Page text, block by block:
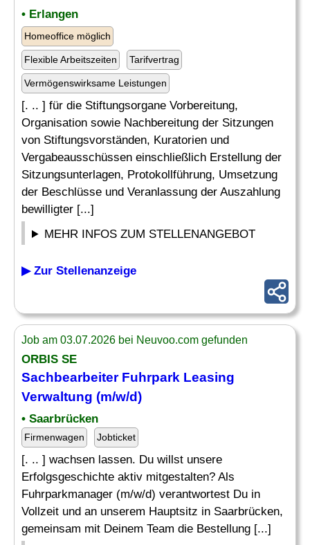
• Erlangen
Homeoffice möglich
Flexible Arbeitszeiten Tarifvertrag
Vermögenswirksame Leistungen
[. .. ] für die Stiftungsorgane Vorbereitung,
Organisation sowie Nachbereitung der Sitzungen
von Stiftungsvorständen, Kuratorien und
Vergabeausschüssen einschließlich Erstellung der
Sitzungsunterlagen, Protokollführung, Umsetzung
der Beschlüsse und Veranlassung der Auszahlung
bewilligter [...]
MEHR INFOS ZUM STELLENANGEBOT
▶ Zur Stellenanzeige
Job am 03.07.2026 bei Neuvoo.com gefunden
ORBIS SE
SachbearbeiterFuhrpark Leasing
Verwaltung (m/w/d)
• Saarbrücken
Firmenwagen Jobticket
[. .. ] wachsen lassen. Du willst unsere
Erfolgsgeschichte aktiv mitgestalten? Als
Fuhrparkmanager (m/w/d) verantwortest Du in
Vollzeit und an unserem Hauptsitz in Saarbrücken,
gemeinsam mit Deinem Team die Bestellung [...]